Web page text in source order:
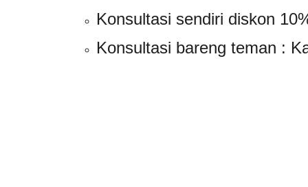
Konsultasi sendiri diskon
Konsultasi bareng teman :